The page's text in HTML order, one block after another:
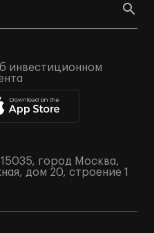
инвестиционном
город Москва,
дом 20, строение 1